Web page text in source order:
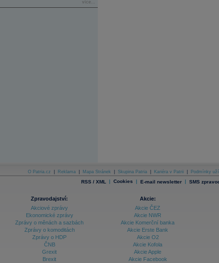
více...
O Patria.cz Reklama Mapa Stránek Skupina Patria Kariéra v Patrii Podmínky
RSS / XML | Cookies | E-mail newsletter | SMS
Zpravodajství:
Akciové zprávy
Ekonomické zprávy
Zprávy o měnách a sazbách
Zprávy o komoditách
Zprávy o HDP
ČNB
Grexit
Brexit
Akcie:
Akcie ČEZ
Akcie NWR
Akcie Komerční banka
Akcie Erste Bank
Akcie O2
Akcie Kofola
Akcie Apple
Akcie Facebook